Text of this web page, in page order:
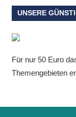
UNSERE
Für nur 50 Euro
Themengebieten